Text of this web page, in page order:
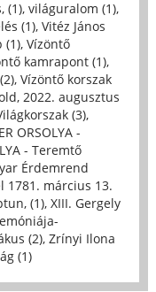
(1), világuralom (1),
(1), Vitéz János
(1), Vízöntő
kamrapont (1),
, Vízöntő korszak
2022. augusztus
(3),
ORSOLYA -
- Teremtő
Érdemrend
1781. március 13.
(1), XIII. Gergely
(2), Zrínyi Ilona
(1)